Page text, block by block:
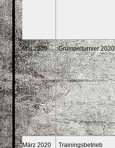
Mai 2020 Grümpelturnier 2020
März 2020 Trainingsbetrieb